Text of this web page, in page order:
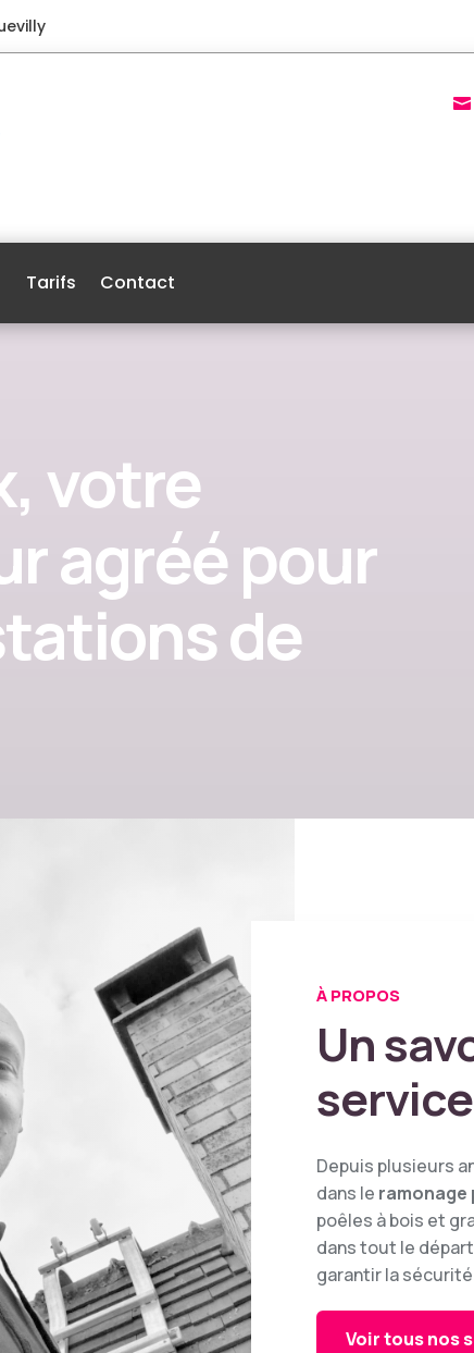

Tarifs Contact
votre
agréé pour
de
À PROPOS
Un
Depuis plusieurs
dans le
poêles à bois et
dans tout le
garantir la
Voir tous nos